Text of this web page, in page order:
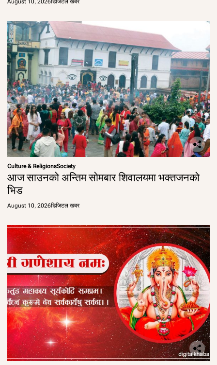
August 10, 2026डिजिटल खबर
Culture & ReligionsSociety
आज साउनको अन्तिम सोमबार शिवालयमा भक्तजनको
भिड
August 10, 2026डिजिटल खबर